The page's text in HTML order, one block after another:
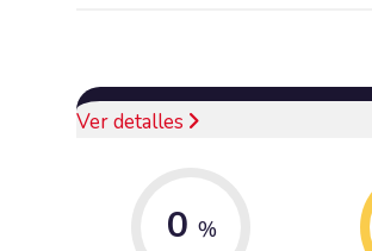
Ver detalles
0 %